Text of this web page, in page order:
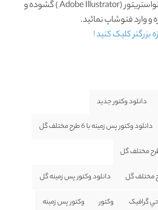
مشکل برخوردید , آن را در ایلواستریتور (Adobe Illustrator ) گشوده و
وارد فتوشاپ نمائید.
بزرگتر کلیک کنید !
دانلود وکتور جديد
دانلود وکتور پس زمینه با 6 طرح مختلف گل
مختلف گل
مختلف گل دانلود وکتور پس زمینه گل
گرافيک وکتور وکتور پس زمينه